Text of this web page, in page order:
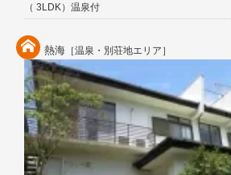
（ 3LDK）温泉付
熱海 ［温泉・別荘地エリア］